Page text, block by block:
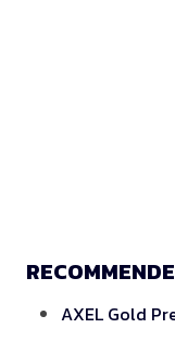
AXEL Gold